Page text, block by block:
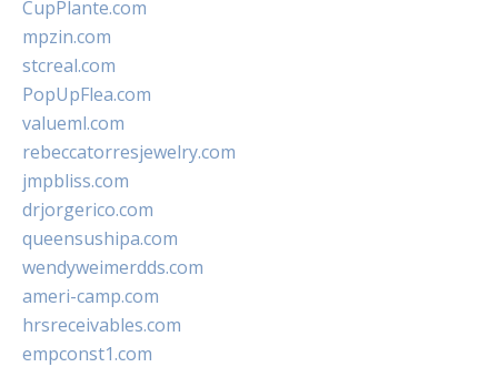
CupPlante.com
mpzin.com
stcreal.com
PopUpFlea.com
valueml.com
rebeccatorresjewelry.com
jmpbliss.com
drjorgerico.com
queensushipa.com
wendyweimerdds.com
ameri-camp.com
hrsreceivables.com
empconst1.com